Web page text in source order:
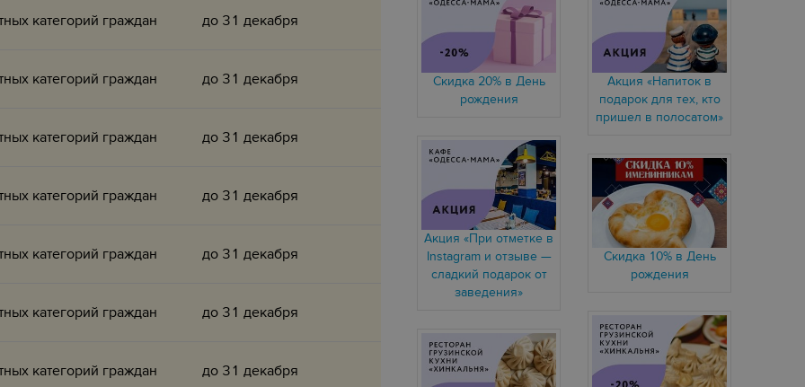
категорий граждан до 31 декабря
категорий граждан до 31 декабря
категорий граждан до 31 декабря
категорий граждан до 31 декабря
категорий граждан до 31 декабря
категорий граждан до 31 декабря
категорий граждан до 31 декабря
Скидка 20% в День
рождения
Акция «Напиток в
подарок для тех, кто
пришел в полосатом»
Акция «При отметке в
Instagram и отзыве —
сладкий подарок от
заведения»
Скидка 10% в День
рождения